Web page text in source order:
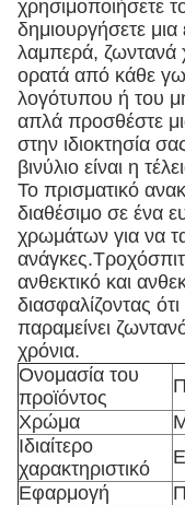
χρησιμοποιήσετε
δημιουργήσετε
λαμπερά, ζωντανά
ορατά από κάθε
λογότυπου ή του
απλά προσθέστε
στην ιδιοκτησία
βινύλιο είναι η
Το πρισματικό
διαθέσιμο σε ένα
χρωμάτων για να
ανθεκτικό και
διασφαλίζοντας
παραμείνει
χρόνια.
Ονομασία του
προϊόντος
Χρώμα
Ιδιαίτερο
χαρακτηριστικό
Εφαρμογή